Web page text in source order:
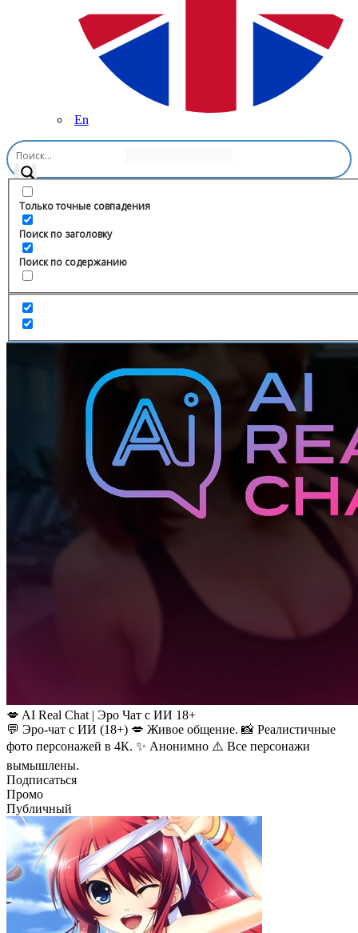
En
Только точные совпадения
Поиск по заголовку
Поиск по содержанию
Главная
💋 AI Real Chat | Эро Чат с ИИ 18+
💬 Эро-чат с ИИ (18+) 💋 Живое общение. 📸 Реалистичные
фото персонажей в 4К. ✨ Анонимно ⚠️ Все персонажи
вымышлены.
Подписаться
Промо
Публичный